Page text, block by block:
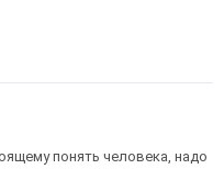
понять человека, надо